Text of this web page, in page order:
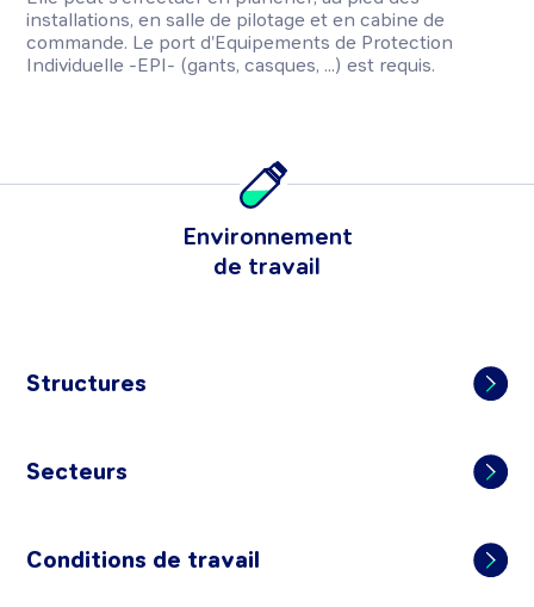
installations, en salle de pilotage et en cabine de
commande. Le port d'Equipements de Protection
Individuelle -EPI- (gants, casques, ...) est requis.
Environnement
de travail
Structures
Secteurs
Conditions de travail